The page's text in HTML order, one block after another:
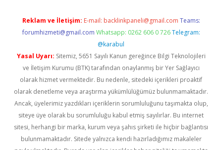
Reklam ve İletişim: E-mail: backlinkpaneli@gmail.com Teams:
forumhizmeti@gmail.com Whatsapp: 0262 606 0 726 Telegram:
@karabul
Yasal Uyarı: Sitemiz, 5651 Sayılı Kanun gereğince Bilgi Teknolojileri
ve İletişim Kurumu (BTK) tarafından onaylanmış bir Yer Sağlayıcı
olarak hizmet vermektedir. Bu nedenle, sitedeki içerikleri proaktif
olarak denetleme veya araştırma yükümlülüğümüz bulunmamaktadır.
Ancak, üyelerimiz yazdıkları içeriklerin sorumluluğunu taşımakta olup,
siteye üye olarak bu sorumluluğu kabul etmiş sayılırlar. Bu internet
sitesi, herhangi bir marka, kurum veya şahıs şirketi ile hiçbir bağlantısı
bulunmamaktadır. Sitede yalnızca kendi hazırladığımız makaleler